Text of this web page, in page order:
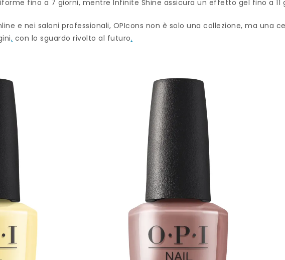
fino a 7 giorni, mentre Infinite Shine assicura un effetto gel fino a 11
e nei saloni professionali, OPIcons non è solo una collezione, ma una
, con lo sguardo rivolto al futuro.